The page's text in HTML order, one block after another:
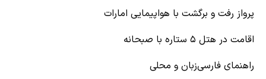
پرواز رفت و برگشت با هواپیمایی امارات
اقامت در هتل ۵ ستاره با صبحانه
راهنمای فارسی‌زبان و محلی